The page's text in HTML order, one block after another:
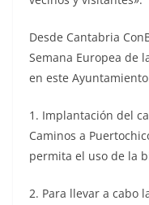
Desde Cantabria
Semana Europea de
en este
1. Implantación del
Caminos a
permita el uso de la
2. Para llevar a cabo